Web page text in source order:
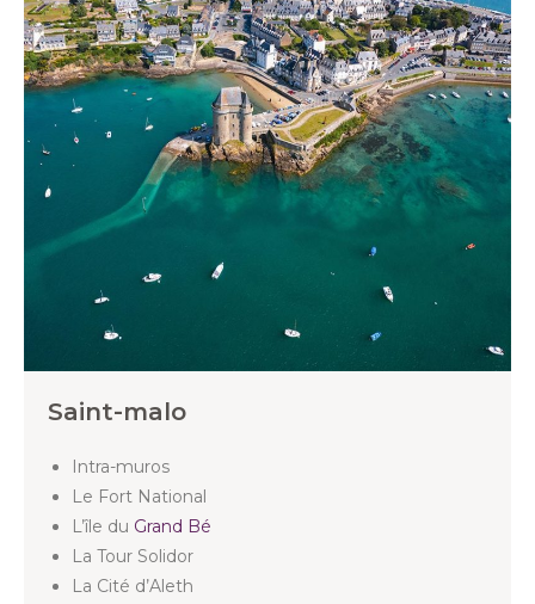
Saint-malo
Intra-muros
Le Fort National
L’île du Grand Bé
La Tour Solidor
La Cité d’Aleth